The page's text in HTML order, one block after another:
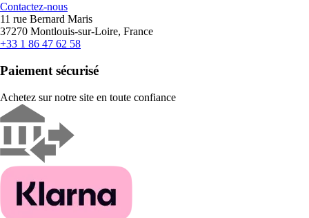
Contactez-nous
11 rue Bernard Maris
37270 Montlouis-sur-Loire, France
+33 1 86 47 62 58
Paiement sécurisé
Achetez sur notre site en toute confiance